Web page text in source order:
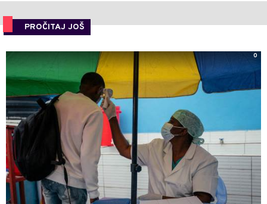
PROČITAJ JOŠ
0